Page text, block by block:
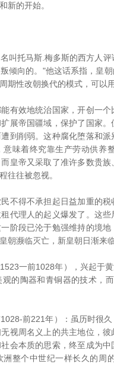
新的开始。
托马斯.梅多斯的西方人评
倾向的。"他这话系指，皇
期性改朝换代的模式，可以
效地统治国家，开创一个
展帝国疆域，保护了国家
到削弱。这种腐化堕落和
味着终究靠生产劳动供
皇帝又采取了准许多数贵
往往被忽视。
得不承担起日益加重的税
代理人的起义爆发了。这
阶段已沦于勉强维持的境
濒临灭亡，新皇朝日渐来临
一前1028年），兴起于黄
的陶器和青铜器的技术，
前221年）：虽历时很久
视周名义上的共主地位，
会本质的思索，终至成为
整个中世纪一样长久的周